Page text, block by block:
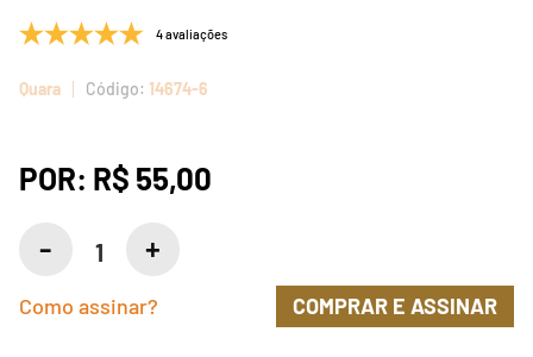
4 avaliações
Quara 14674-6
POR: R$ 55,00
Como assinar? COMPRAR E ASSINAR